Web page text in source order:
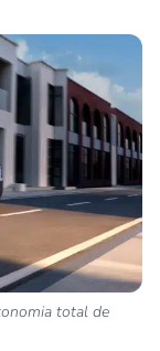
total de